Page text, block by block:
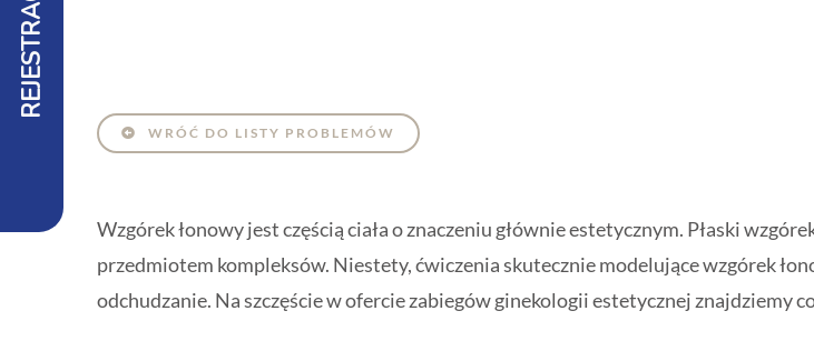
WRÓĆ DO LISTY PROBLEMÓW
Wzgórek łonowy jest częścią ciała o znaczeniu głównie estetycznym. Płaski
przedmiotem kompleksów. Niestety, ćwiczenia skutecznie modelujące wzgórek
odchudzanie. Na szczęście w ofercie zabiegów ginekologii estetycznej znajdziemy
REJESTRACJA